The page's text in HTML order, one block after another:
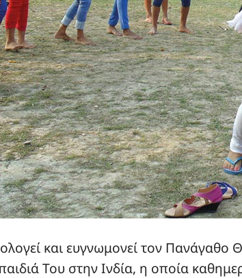
και ευγνωμονεί τον Πανάγαθο
Του στην Ινδία, η οποία